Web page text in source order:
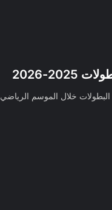
2026
خلال الموسم الرياضي